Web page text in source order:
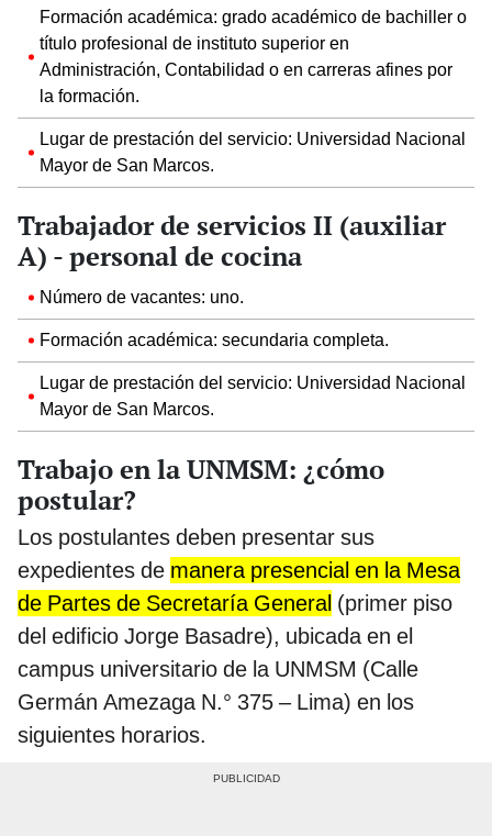
Formación académica: grado académico de bachiller o
título profesional de instituto superior en
Administración, Contabilidad o en carreras afines por
la formación.
Lugar de prestación del servicio: Universidad Nacional
Mayor de San Marcos.
Trabajador de servicios II (auxiliar
A) - personal de cocina
Número de vacantes: uno.
Formación académica: secundaria completa.
Lugar de prestación del servicio: Universidad Nacional
Mayor de San Marcos.
Trabajo en la UNMSM: ¿cómo
postular?
Los postulantes deben presentar sus
expedientes de manera presencial en la Mesa
de Partes de Secretaría General (primer piso
del edificio Jorge Basadre), ubicada en el
campus universitario de la UNMSM (Calle
Germán Amezaga N.° 375 – Lima) en los
siguientes horarios.